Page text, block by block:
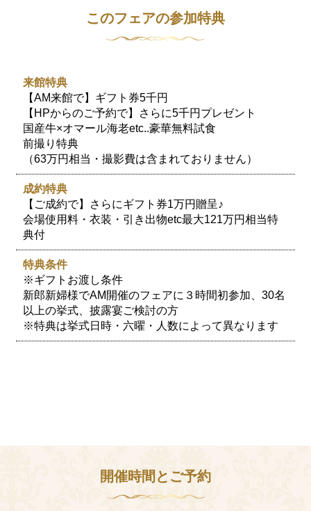
このフェアの参加特典
来館特典
【AM来館で】ギフト券5千円
【HPからのご予約で】さらに5千円プレゼント
国産牛×オマール海老etc..豪華無料試食
前撮り特典
（63万円相当・撮影費は含まれておりません）
成約特典
【ご成約で】さらにギフト券1万円贈呈♪
会場使用料・衣装・引き出物etc最大121万円相当特
典付
特典条件
※ギフトお渡し条件
新郎新婦様でAM開催のフェアに３時間初参加、30名
以上の挙式、披露宴ご検討の方
※特典は挙式日時・六曜・人数によって異なります
開催時間とご予約